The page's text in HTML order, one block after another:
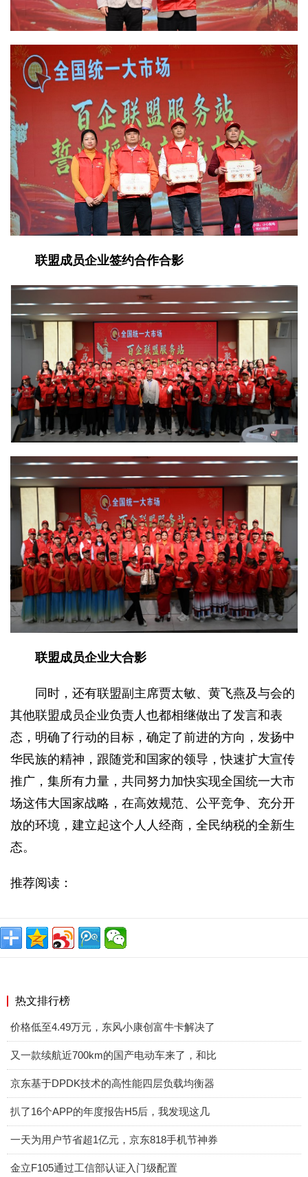
联盟成员企业签约合作合影
联盟成员企业大合影
同时，还有联盟副主席贾太敏、黄飞燕及与会的
其他联盟成员企业负责人也都相继做出了发言和表
态，明确了行动的目标，确定了前进的方向，发扬中
华民族的精神，跟随党和国家的领导，快速扩大宣传
推广，集所有力量，共同努力加快实现全国统一大市
场这伟大国家战略，在高效规范、公平竞争、充分开
放的环境，建立起这个人人经商，全民纳税的全新生
态。
推荐阅读：
热文排行榜
价格低至4.49万元，东风小康创富牛卡解决了
又一款续航近700km的国产电动车来了，和比
京东基于DPDK技术的高性能四层负载均衡器
扒了16个APP的年度报告H5后，我发现这几
一天为用户节省超1亿元，京东818手机节神券
金立F105通过工信部认证入门级配置